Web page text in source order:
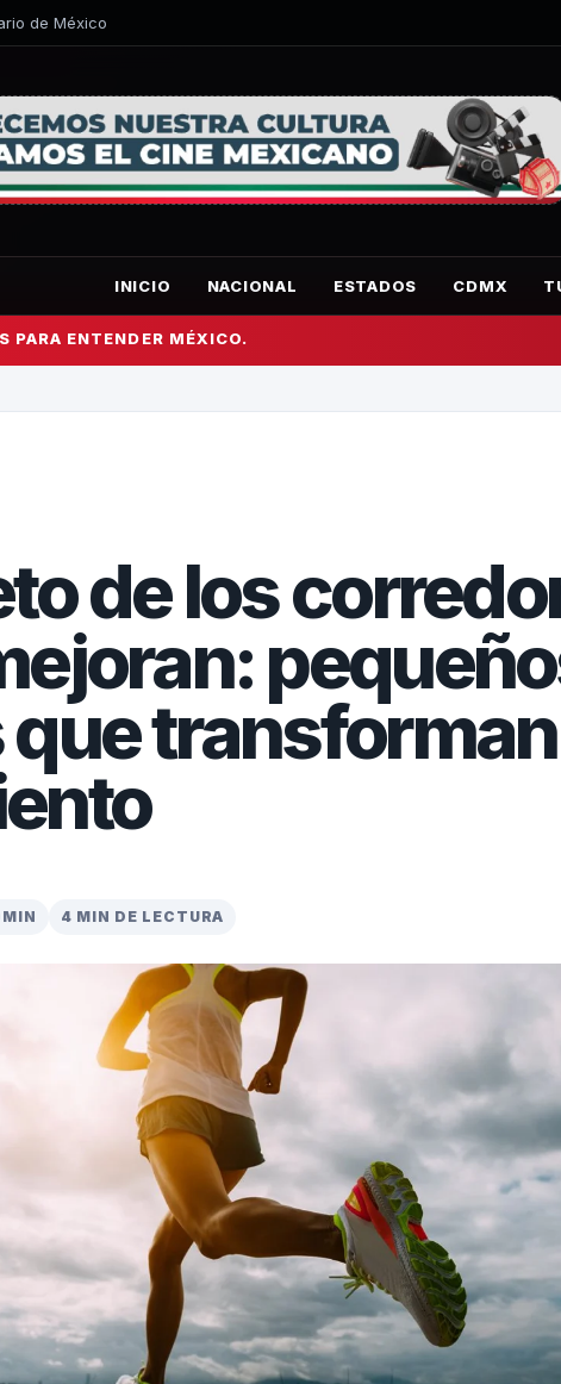
de México
INICIO NACIONAL ESTADOS CDMX
PARA ENTENDER MÉXICO.
de los
4 MIN DE LECTURA